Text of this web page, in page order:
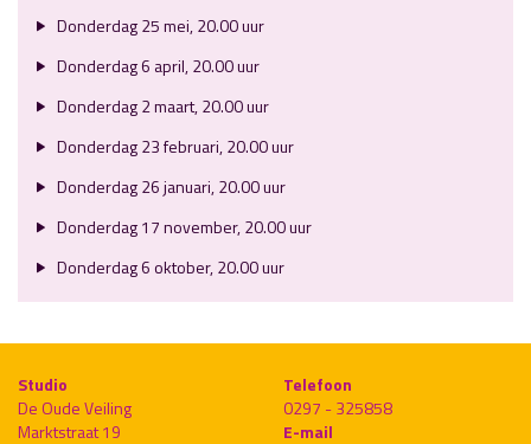
Donderdag 25 mei, 20.00 uur
Donderdag 6 april, 20.00 uur
Donderdag 2 maart, 20.00 uur
Donderdag 23 februari, 20.00 uur
Donderdag 26 januari, 20.00 uur
Donderdag 17 november, 20.00 uur
Donderdag 6 oktober, 20.00 uur
Studio
De Oude Veiling
Marktstraat 19
Telefoon
0297 - 325858
E-mail